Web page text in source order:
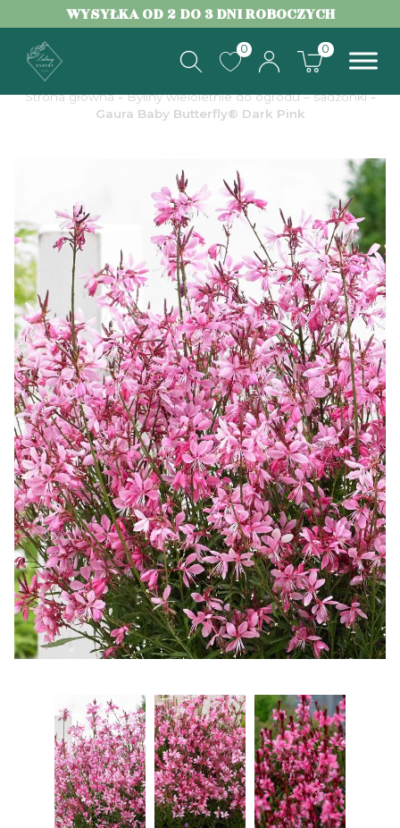
WYSYŁKA OD 2 DO 3 DNI ROBOCZYCH
0 0
Strona główna-Byliny wieloletnie do ogrodu – sadzonki-
Gaura Baby Butterfly® Dark Pink